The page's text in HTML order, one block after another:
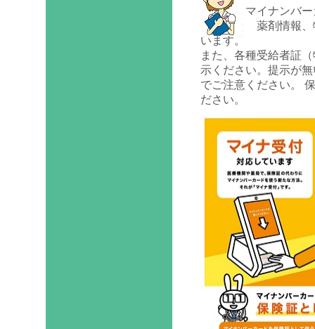
マイナンバーカー
薬剤情報、特定健
います。
また、各種受給者証
示ください。提示が
でご注意ください。
ださい。